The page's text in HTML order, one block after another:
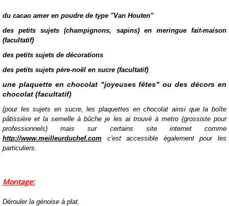
du cacao amer en poudre de type "Van Houten"
des petits sujets (champignons, sapins) en meringue fait-maison
(facultatif)
des petits sujets de décorations
des petits sujets père-noël en sucre (facultatif)
une plaquette en chocolat "joyeuses fêtes" ou des décors en
chocolat (facultatif)
(pour les sujets en sucre, les plaquettes en chocolat ainsi que la boîte
pâtissière et la semelle à bûche je les ai trouvé à metro (grossiste pour
professionnels) mais sur certains site internet comme
http://www.meilleurduchef.com c'est accessible également pour les
particuliers.
Montage:
Dérouler la génoise à plat.